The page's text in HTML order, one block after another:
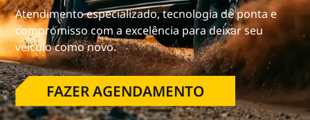
Atendimento especializado, tecnologia de ponta e
compromisso com a excelência para deixar seu
veículo como novo.
FAZER AGENDAMENTO